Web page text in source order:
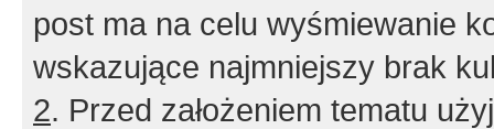
post ma na celu wyśmiewanie
wskazujące najmniejszy brak
2. Przed założeniem tematu